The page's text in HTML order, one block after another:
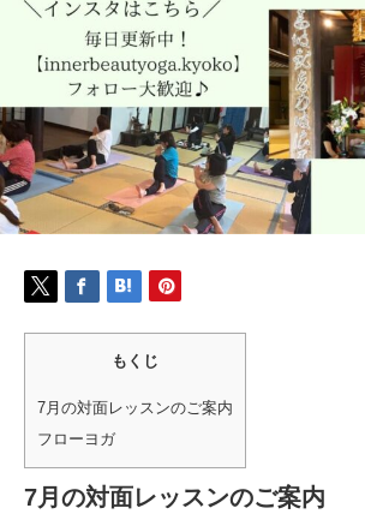
もくじ
7月の対面レッスンのご案内
フローヨガ
7月の対面レッスンのご案内